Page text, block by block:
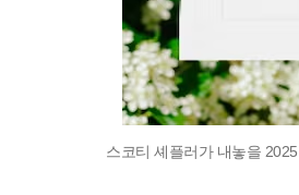
스코티 셰플러가 내놓을